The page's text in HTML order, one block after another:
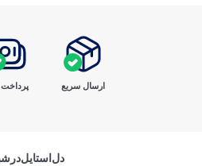
ارسال سریع